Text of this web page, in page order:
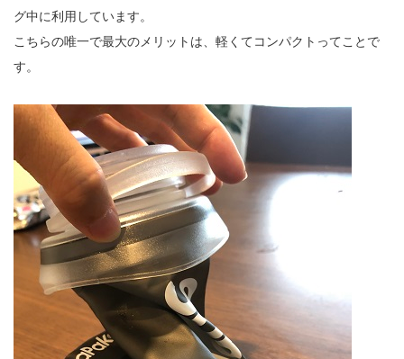
グ中に利用しています。
こちらの唯一で最大のメリットは、軽くてコンパクトってことで
す。